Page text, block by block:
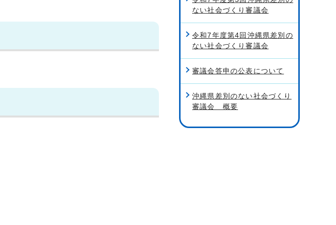
ない社会づくり審議会
令和7年度第4回沖縄県差別の
ない社会づくり審議会
審議会答申の公表について
沖縄県差別のない社会づくり
審議会 概要